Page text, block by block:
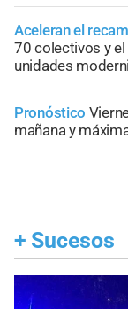
Aceleran el
70 colectivos y
unidades
Pronóstico
mañana y
+ Sucesos